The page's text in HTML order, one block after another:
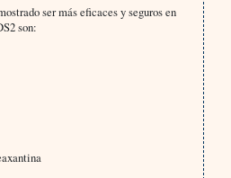
ser más eficaces y seguros en
son: